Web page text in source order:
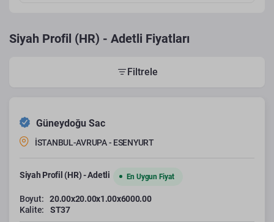
Siyah Profil (HR) - Adetli Fiyatları
Filtrele
Güneydoğu Sac
İSTANBUL-AVRUPA - ESENYURT
Siyah Profil (HR) - Adetli En Uygun Fiyat
Boyut:
20.00x20.00x1.00x6000.00
Kalite:
ST37